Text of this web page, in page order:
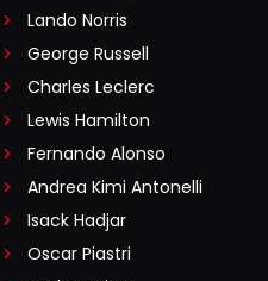
Lando Norris
George Russell
Charles Leclerc
Lewis Hamilton
Fernando Alonso
Andrea Kimi Antonelli
Isack Hadjar
Oscar Piastri